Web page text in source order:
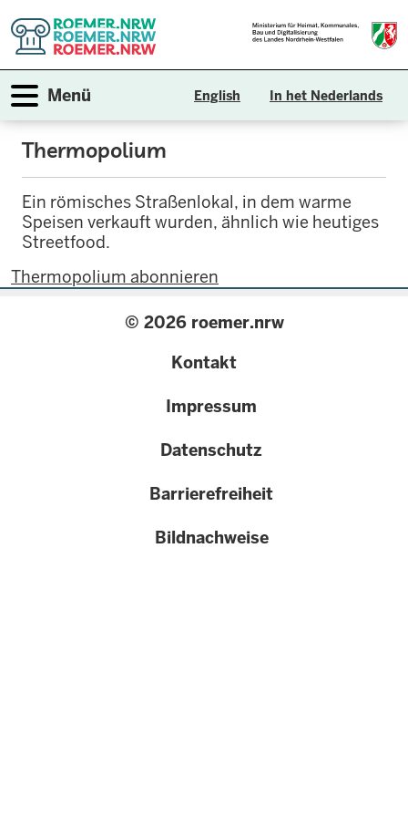
zum
Inhalt
Navigation aktivieren/deaktivieren
Menü English In het Nederlands
Thermopolium
Ein römisches Straßenlokal, in dem warme
Speisen verkauft wurden, ähnlich wie heutiges
Streetfood.
Thermopolium abonnieren
© 2026 roemer.nrw
Kontakt
Impressum
Datenschutz
Barrierefreiheit
Bildnachweise